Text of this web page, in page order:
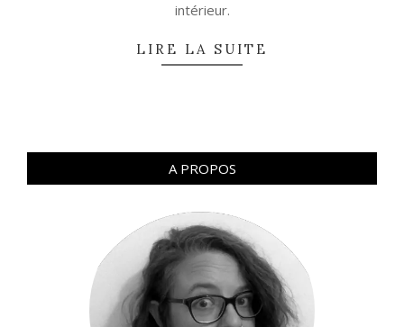
intérieur.
LIRE LA SUITE
A PROPOS